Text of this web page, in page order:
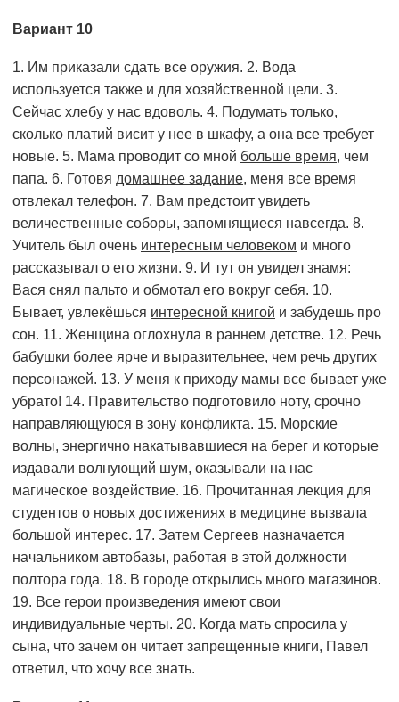
Вариант 10
1. Им приказали сдать все оружия. 2. Вода
используется также и для хозяйственной цели. 3.
Сейчас хлебу у нас вдоволь. 4. Подумать только,
сколько платий висит у нее в шкафу, а она все требует
новые. 5. Мама проводит со мной больше время, чем
папа. 6. Готовя домашнее задание, меня все время
отвлекал телефон. 7. Вам предстоит увидеть
величественные соборы, запомнящиеся навсегда. 8.
Учитель был очень интересным человеком и много
рассказывал о его жизни. 9. И тут он увидел знамя:
Вася снял пальто и обмотал его вокруг себя. 10.
Бывает, увлекёшься интересной книгой и забудешь про
сон. 11. Женщина оглохнула в раннем детстве. 12. Речь
бабушки более ярче и выразительнее, чем речь других
персонажей. 13. У меня к приходу мамы все бывает уже
убрато! 14. Правительство подготовило ноту, срочно
направляющуюся в зону конфликта. 15. Морские
волны, энергично накатывавшиеся на берег и которые
издавали волнующий шум, оказывали на нас
магическое воздействие. 16. Прочитанная лекция для
студентов о новых достижениях в медицине вызвала
большой интерес. 17. Затем Сергеев назначается
начальником автобазы, работая в этой должности
полтора года. 18. В городе открылись много магазинов.
19. Все герои произведения имеют свои
индивидуальные черты. 20. Когда мать спросила у
сына, что зачем он читает запрещенные книги, Павел
ответил, что хочу все знать.